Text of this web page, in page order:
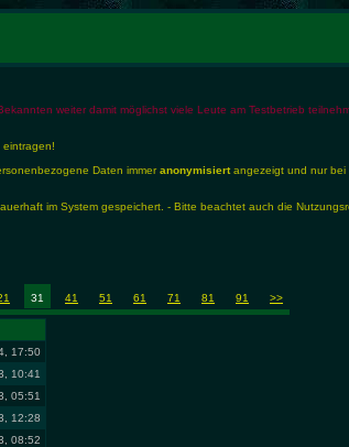
weiter damit möglichst viele Leute am Testbetrieb
eintragen!
Daten immeranonymisiertangezeigt und nur bei
im System gespeichert. - Bitte beachtet auch die
31 41 51 61 71 81 91 >>
17:50
10:41
05:51
12:28
08:52